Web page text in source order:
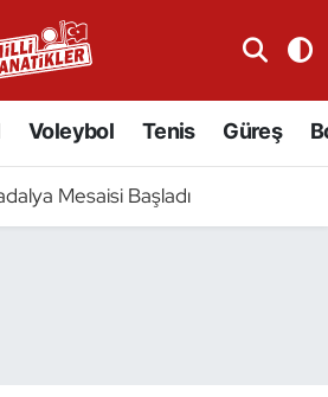
Voleybol Tenis Güreş
Mesaisi Başladı